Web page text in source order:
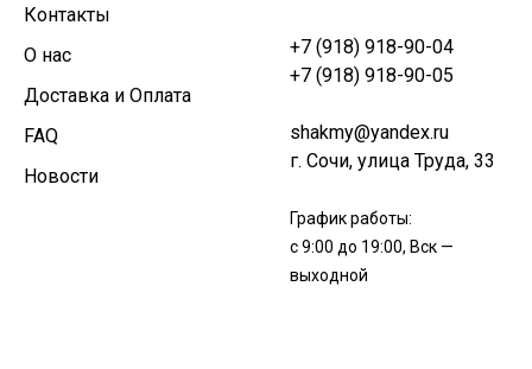
Контакты
О нас
Доставка и Оплата
FAQ
Новости
+7 (918) 918-90-04
+7 (918) 918-90-05
shakmy@yandex.ru
г. Сочи, улица Труда, 33
График работы:
с 9:00 до 19:00, Вск —
выходной